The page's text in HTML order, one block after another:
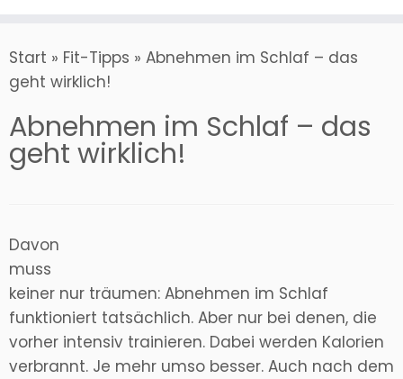
Start » Fit-Tipps » Abnehmen im Schlaf – das
geht wirklich!
Abnehmen im Schlaf – das
geht wirklich!
Davon
muss
keiner nur träumen: Abnehmen im Schlaf
funktioniert tatsächlich. Aber nur bei denen, die
vorher intensiv trainieren. Dabei werden Kalorien
verbrannt. Je mehr umso besser. Auch nach dem